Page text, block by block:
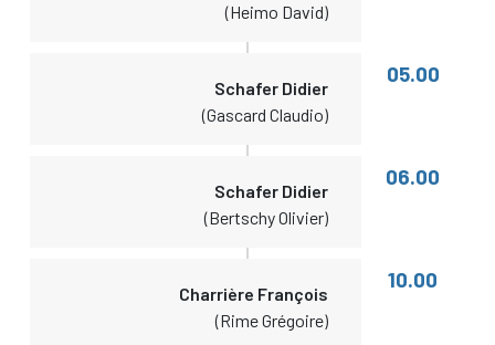
(Heimo David)
Schafer Didier
(Gascard Claudio)
05.00
Schafer Didier
(Bertschy Olivier)
06.00
Charrière François
(Rime Grégoire)
10.00